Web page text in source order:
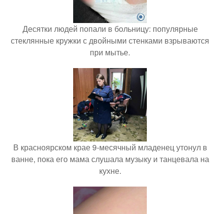
Десятки людей попали в больницу: популярные
стеклянные кружки с двойными стенками взрываются
при мытье.
В красноярском крае 9-месячный младенец утонул в
ванне, пока его мама слушала музыку и танцевала на
кухне.